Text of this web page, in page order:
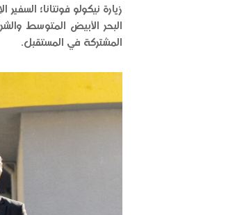
زيارة نيكولو فونتانا؛
المشتركة في المستقبل.